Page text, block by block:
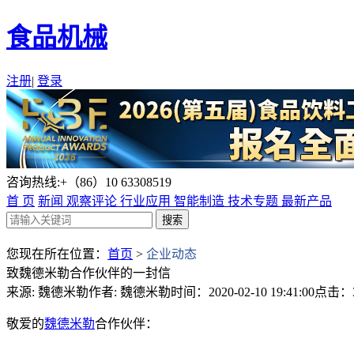
食品机械
注册| 登录
咨询热线:+（86）10 63308519
首 页 新闻 观察评论 行业应用 智能制造 技术专题 最新产品
您现在所在位置： 首页 > 企业动态
致魏德米勒合作伙伴的一封信
来源: 魏德米勒作者: 魏德米勒时间：2020-02-10 19:41:00点击
敬爱的魏德米勒合作伙伴：